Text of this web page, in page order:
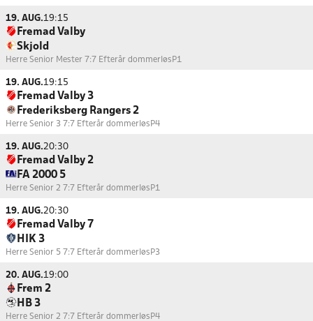
19. AUG.19:15
Fremad Valby
Skjold
Herre Senior Mester 7:7 Efterår dommerløs P1
19. AUG.19:15
Fremad Valby 3
Frederiksberg Rangers 2
Herre Senior 3 7:7 Efterår dommerløs P4
19. AUG.20:30
Fremad Valby 2
FA 2000 5
Herre Senior 2 7:7 Efterår dommerløs P1
19. AUG.20:30
Fremad Valby 7
HIK 3
Herre Senior 5 7:7 Efterår dommerløs P3
20. AUG.19:00
Frem 2
HB 3
Herre Senior 2 7:7 Efterår dommerløs P4